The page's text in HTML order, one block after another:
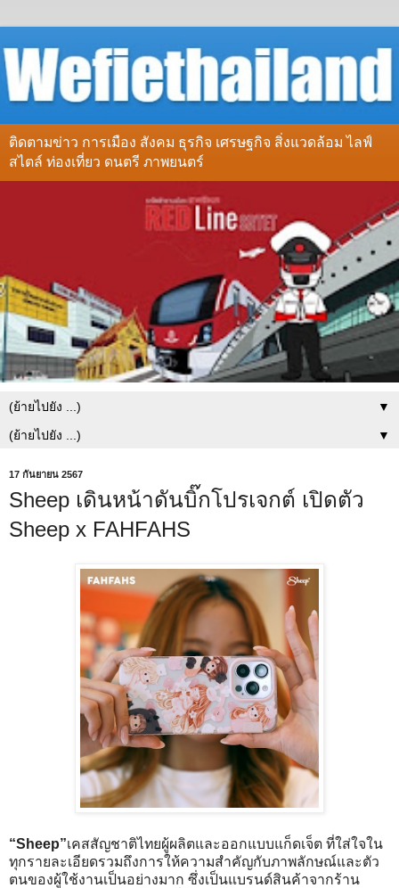
ติดตามข่าว การเมือง สังคม ธุรกิจ เศรษฐกิจ สิ่งแวดล้อม ไลฟ์
สไตล์ ท่องเที่ยว ดนตรี ภาพยนตร์
▼
▼
17 กันยายน 2567
Sheep เดินหน้าดันบิ๊กโปรเจกต์ เปิดตัว
Sheep x FAHFAHS
“Sheep”เคสสัญชาติไทยผู้ผลิตและออกแบบแก็ดเจ็ต ที่ใส่ใจใน
ทุกรายละเอียดรวมถึงการให้ความสำคัญกับภาพลักษณ์และตัว
ตนของผู้ใช้งานเป็นอย่างมาก ซึ่งเป็นแบรนด์สินค้าจากร้าน